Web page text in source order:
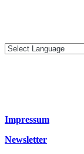
Impressum
Newsletter